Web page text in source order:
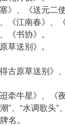
、《送元二
《江南春》、
书协》。
送别》。
原草送别》
牛星》、《夜
、“水调歌头”
名。